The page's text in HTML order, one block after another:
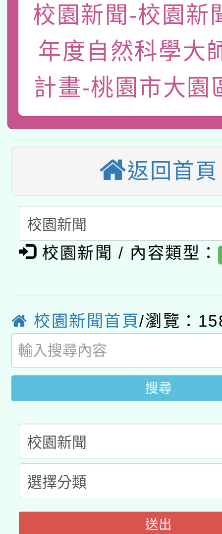
「數位內容與教學軟體
pilot」
有關大陸委員會函釋公
薪期間赴陸應申請許可
轉知經濟部水利署委託
業技術研究院辦理「
用水績優單位及節水達
動」
115年8月22日(星期六
桃園市孔廟祈福系列
本校115學年度第2次
招甄選結果公告(無人
適應運動共學行動站研
本館辦理115年度閱讀
暨閱讀推動專業研習
科技賦能─人工智慧
礎課程
A3數位素養講師名單
「數位內容與教學軟
薪期間赴陸應申請許可
轉知經濟部水利署委託
業技術研究院辦理「
用水績優單位及節水達
115年8月22日(星期六
桃園市孔廟祈福系列
開 智慧啟航」
2026年桃園地景藝術
校園新聞-校園新
年度自然科學大
計畫-桃園市大園
返回首頁
校園新聞 / 內容類型：
校園新聞首頁/瀏覽：
搜尋
送出